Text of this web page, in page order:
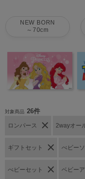
NEW BORN
～70cm
対象商品 26件
ロンパース 2wayオー
ギフトセット べビー
べビーセット ベビー